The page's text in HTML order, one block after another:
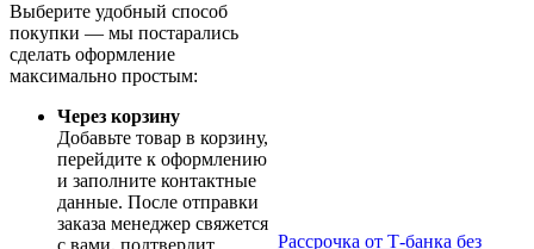
Рассрочка от Т-банка без
Выберите удобный способ
покупки — мы постарались
сделать оформление
максимально простым:
Через корзину
Добавьте товар в корзину,
перейдите к оформлению
и заполните контактные
данные. После отправки
заказа менеджер свяжется